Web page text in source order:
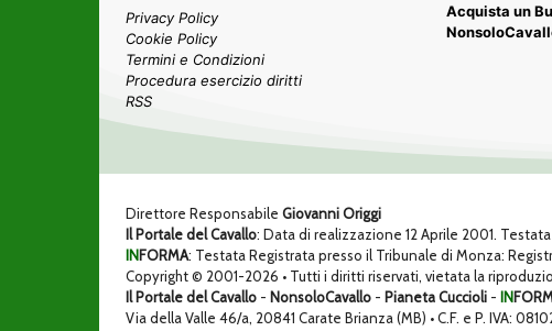
Privacy Policy
Cookie Policy
Termini e Condizioni
Procedura esercizio diritti
RSS
Acquista un
Direttore Responsabile Giovanni Origgi
Il Portale del Cavallo: Data di realizzazione 12 Aprile 2001.
INFORMA: Testata Registrata presso il Tribunale di Monza:
Copyright © 2001-2026 • Tutti i diritti riservati, vietata la
Il Portale del Cavallo - NonsoloCavallo - Pianeta Cuccioli - IN
Via della Valle 46/a, 20841 Carate Brianza (MB) • C.F. e P. IVA: